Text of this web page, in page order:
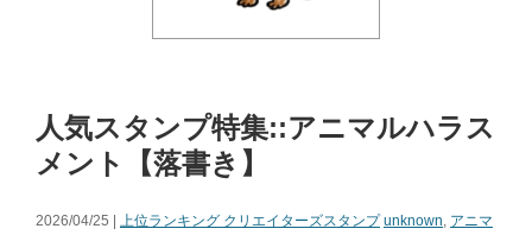
人気スタンプ特集::アニマルハラス
メント【落書き】
2026/04/25 | 上位ランキング クリエイターズスタンプ unknown, アニマ